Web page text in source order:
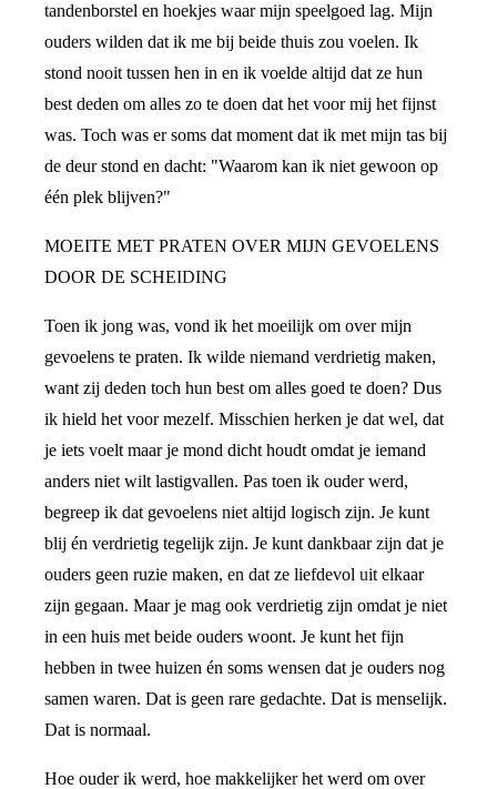
tandenborstel en hoekjes waar mijn speelgoed lag. Mijn
ouders wilden dat ik me bij beide thuis zou voelen. Ik
stond nooit tussen hen in en ik voelde altijd dat ze hun
best deden om alles zo te doen dat het voor mij het fijnst
was. Toch was er soms dat moment dat ik met mijn tas bij
de deur stond en dacht: "Waarom kan ik niet gewoon op
één plek blijven?"
MOEITE MET PRATEN OVER MIJN GEVOELENS
DOOR DE SCHEIDING
Toen ik jong was, vond ik het moeilijk om over mijn
gevoelens te praten. Ik wilde niemand verdrietig maken,
want zij deden toch hun best om alles goed te doen? Dus
ik hield het voor mezelf. Misschien herken je dat wel, dat
je iets voelt maar je mond dicht houdt omdat je iemand
anders niet wilt lastigvallen. Pas toen ik ouder werd,
begreep ik dat gevoelens niet altijd logisch zijn. Je kunt
blij én verdrietig tegelijk zijn. Je kunt dankbaar zijn dat je
ouders geen ruzie maken, en dat ze liefdevol uit elkaar
zijn gegaan. Maar je mag ook verdrietig zijn omdat je niet
in een huis met beide ouders woont. Je kunt het fijn
hebben in twee huizen én soms wensen dat je ouders nog
samen waren. Dat is geen rare gedachte. Dat is menselijk.
Dat is normaal.
Hoe ouder ik werd, hoe makkelijker het werd om over